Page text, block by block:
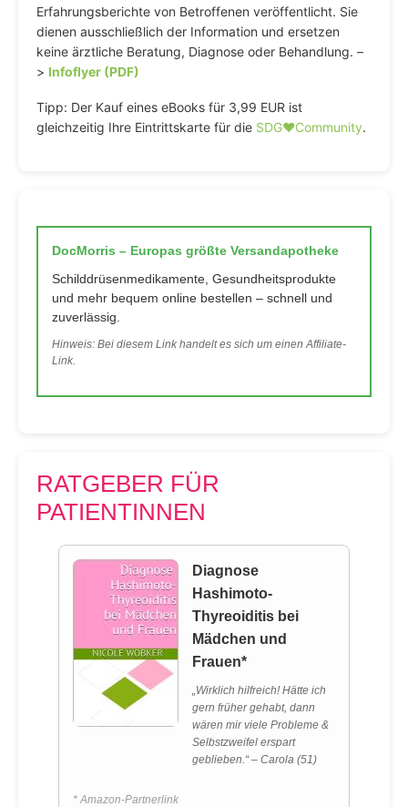
Erfahrungsberichte von Betroffenen veröffentlicht. Sie
dienen ausschließlich der Information und ersetzen
keine ärztliche Beratung, Diagnose oder Behandlung. –
> Infoflyer (PDF)
Tipp: Der Kauf eines eBooks für 3,99 EUR ist
gleichzeitig Ihre Eintrittskarte für die SDG♥️Community.
DocMorris – Europas größte Versandapotheke
Schilddrüsenmedikamente, Gesundheitsprodukte
und mehr bequem online bestellen – schnell und
zuverlässig.
Hinweis: Bei diesem Link handelt es sich um einen Affiliate-
Link.
RATGEBER FÜR
PATIENTINNEN
Diagnose
Hashimoto-
Thyreoiditis bei
Mädchen und
Frauen*
„Wirklich hilfreich! Hätte ich
gern früher gehabt, dann
wären mir viele Probleme &
Selbstzweifel erspart
geblieben.“ – Carola (51)
* Amazon-Partnerlink